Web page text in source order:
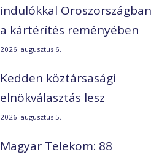
indulókkal Oroszországban
a kártérítés reményében
2026. augusztus 6.
Kedden köztársasági
elnökválasztás lesz
2026. augusztus 5.
Magyar Telekom: 88